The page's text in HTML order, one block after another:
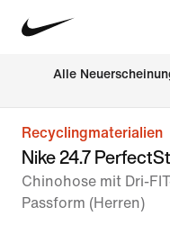
Alle
Recyclingmaterialien
Nike 24.7
Chinohose mit Dri-
Passform (Herren)